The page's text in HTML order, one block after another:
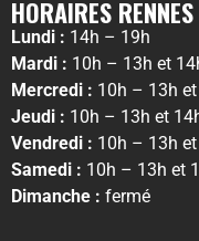
HORAIRES RENNES
Lundi : 14h – 19h
Mardi : 10h – 13h et
Mercredi : 10h – 13h
Jeudi : 10h – 13h et
Vendredi : 10h – 13h
Samedi : 10h – 13h et
Dimanche : fermé